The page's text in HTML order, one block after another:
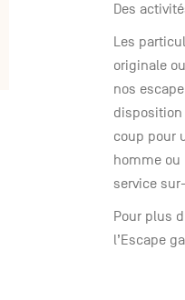
Des
Les
originale
nos
coup pour
homme ou
service
Pour plus
l’Escape